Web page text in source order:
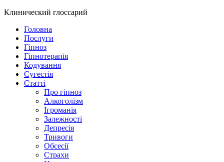
Клинический глоссарий
Головна
Послуги
Гіпноз
Гіпнотерапія
Кодування
Сугестія
Статті
Про гіпноз
Алкоголізм
Ігроманія
Залежності
Депресія
Тривоги
Обсесії
Страхи